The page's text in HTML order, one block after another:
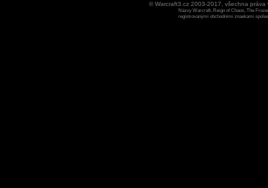
© Warcraft3.cz 2003-2017, všechna
Názvy Warcraft, Reign of Chaos, The
registrovanými obchodními znaekami